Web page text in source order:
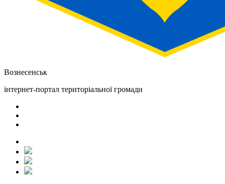
Вознесенськ
інтернет-портал територіальної громади